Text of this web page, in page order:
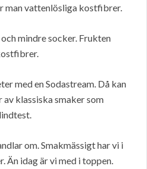
man vattenlösliga kostfibrer.
mindre socker. Frukten
med en Sodastream. Då kan
klassiska smaker som
om. Smakmässigt har vi i
Än idag är vi med i toppen.